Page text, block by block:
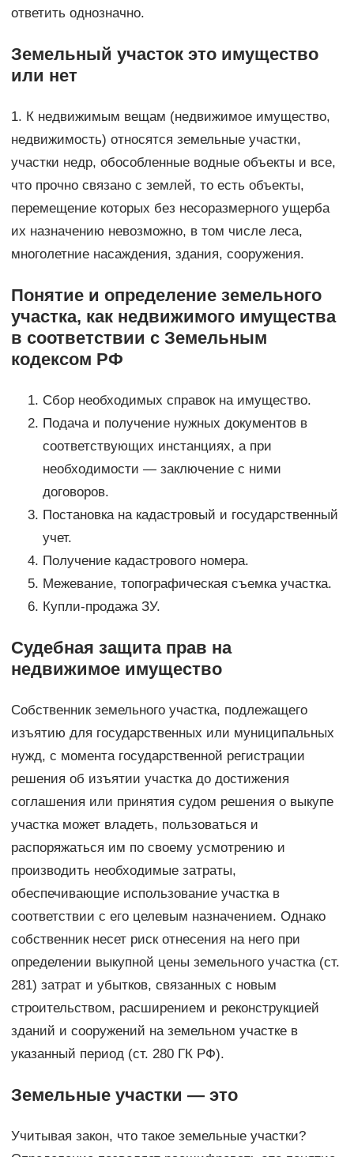
ответить однозначно.
Земельный участок это имущество
или нет
1. К недвижимым вещам (недвижимое имущество,
недвижимость) относятся земельные участки,
участки недр, обособленные водные объекты и все,
что прочно связано с землей, то есть объекты,
перемещение которых без несоразмерного ущерба
их назначению невозможно, в том числе леса,
многолетние насаждения, здания, сооружения.
Понятие и определение земельного
участка, как недвижимого имущества
в соответствии с Земельным
кодексом РФ
Сбор необходимых справок на имущество.
Подача и получение нужных документов в
соответствующих инстанциях, а при
необходимости — заключение с ними
договоров.
Постановка на кадастровый и государственный
учет.
Получение кадастрового номера.
Межевание, топографическая съемка участка.
Купли-продажа ЗУ.
Судебная защита прав на
недвижимое имущество
Собственник земельного участка, подлежащего
изъятию для государственных или муниципальных
нужд, с момента государственной регистрации
решения об изъятии участка до достижения
соглашения или принятия судом решения о выкупе
участка может владеть, пользоваться и
распоряжаться им по своему усмотрению и
производить необходимые затраты,
обеспечивающие использование участка в
соответствии с его целевым назначением. Однако
собственник несет риск отнесения на него при
определении выкупной цены земельного участка (ст.
281) затрат и убытков, связанных с новым
строительством, расширением и реконструкцией
зданий и сооружений на земельном участке в
указанный период (ст. 280 ГК РФ).
Земельные участки — это
Учитывая закон, что такое земельные участки?